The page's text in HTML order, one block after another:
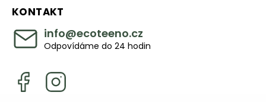
KONTAKT
info@ecoteeno.cz
Odpovídáme do 24 hodin